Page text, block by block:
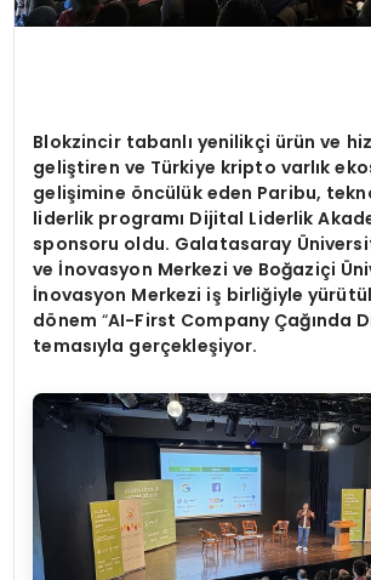
Blokzincir tabanlı yenilikçi ürün ve
geliştiren ve Türkiye kripto varlık
gelişimine öncülük eden Paribu,
liderlik programı Dijital Liderlik
sponsoru oldu. Galatasaray Ü
ve İnovasyon Merkezi ve Boğaziçi Ü
İnovasyon Merkezi iş birliğiyle
dönem “AI-First Company Çağında
temasıyla gerçekleşiyor.